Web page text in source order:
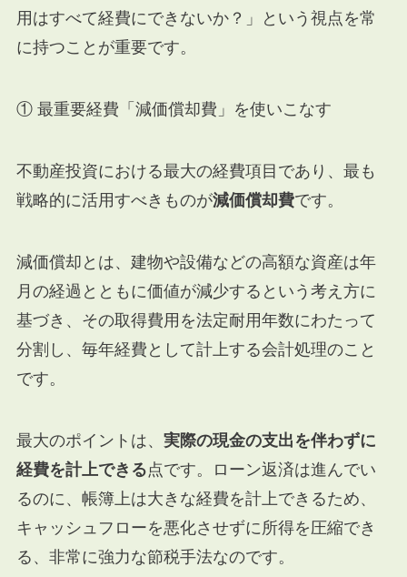
用はすべて経費にできないか？」という視点を常
に持つことが重要です。
① 最重要経費「減価償却費」を使いこなす
不動産投資における最大の経費項目であり、最も
戦略的に活用すべきものが減価償却費です。
減価償却とは、建物や設備などの高額な資産は年
月の経過とともに価値が減少するという考え方に
基づき、その取得費用を法定耐用年数にわたって
分割し、毎年経費として計上する会計処理のこと
です。
最大のポイントは、 実際の現金の支出を伴わずに
経費を計上できる点です。ローン返済は進んでい
るのに、帳簿上は大きな経費を計上できるため、
キャッシュフローを悪化させずに所得を圧縮でき
る、非常に強力な節税手法なのです。